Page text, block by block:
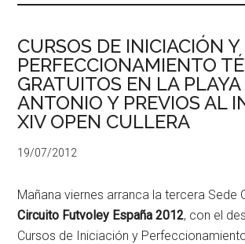
CURSOS DE INICIACIÓN Y
PERFECCIONAMIENTO
GRATUITOS EN LA
ANTONIO Y PREVIOS AL
XIV OPEN CULLERA
19/07/2012
Mañana viernes arranca la tercera Sede
Circuito Futvoley España 2012, con el
Cursos de Iniciación y